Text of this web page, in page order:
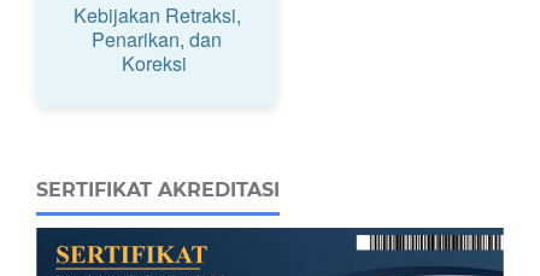
Kebijakan Retraksi,
Penarikan, dan
Koreksi
SERTIFIKAT AKREDITASI